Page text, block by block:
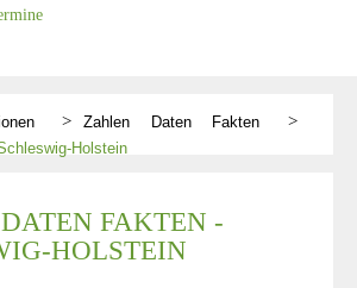
Zahlen Daten Fakten
Holstein
FAKTEN -
HOLSTEIN